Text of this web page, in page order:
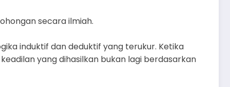
secara ilmiah.
induktif dan deduktif yang terukur. Ketika
yang dihasilkan bukan lagi berdasarkan